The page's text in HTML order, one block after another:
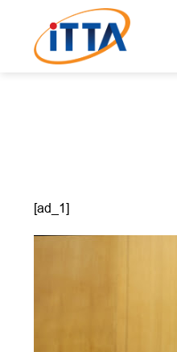
content
[ad_1]